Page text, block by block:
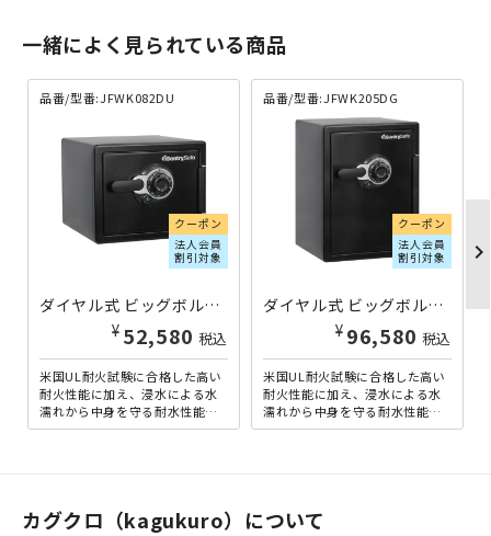
一緒によく見られている商品
品番/型番:JFWK082DU
クーポン
法人会員
割引対象
ダイヤル式 ビッグボルト耐火・耐水金庫 22.8L JFWK082DU | 402507
¥ 52,580 税込
米国UL耐火試験に合格した高い
耐火性能に加え、浸水による水
濡れから中身を守る耐水性能も
備えた、容量22.8Lのダイヤル＋
品番/型番:JFWK205DG
クーポン
法人会員
割引対象
ダイヤル式 ビッグボルト耐火・耐水金庫 56.6L JFWK205DG | 402393
¥ 96,580 税込
米国UL耐火試験に合格した高い
耐火性能に加え、浸水による水
濡れから中身を守る耐水性能も
備えた、容量56.6Lのダイヤル＋
chevron_right
カグクロ（kagukuro）について